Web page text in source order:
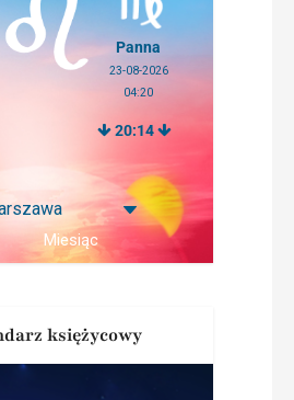
Panna
23-08-2026
04:20
20:14
Miesiąc
księżycowy